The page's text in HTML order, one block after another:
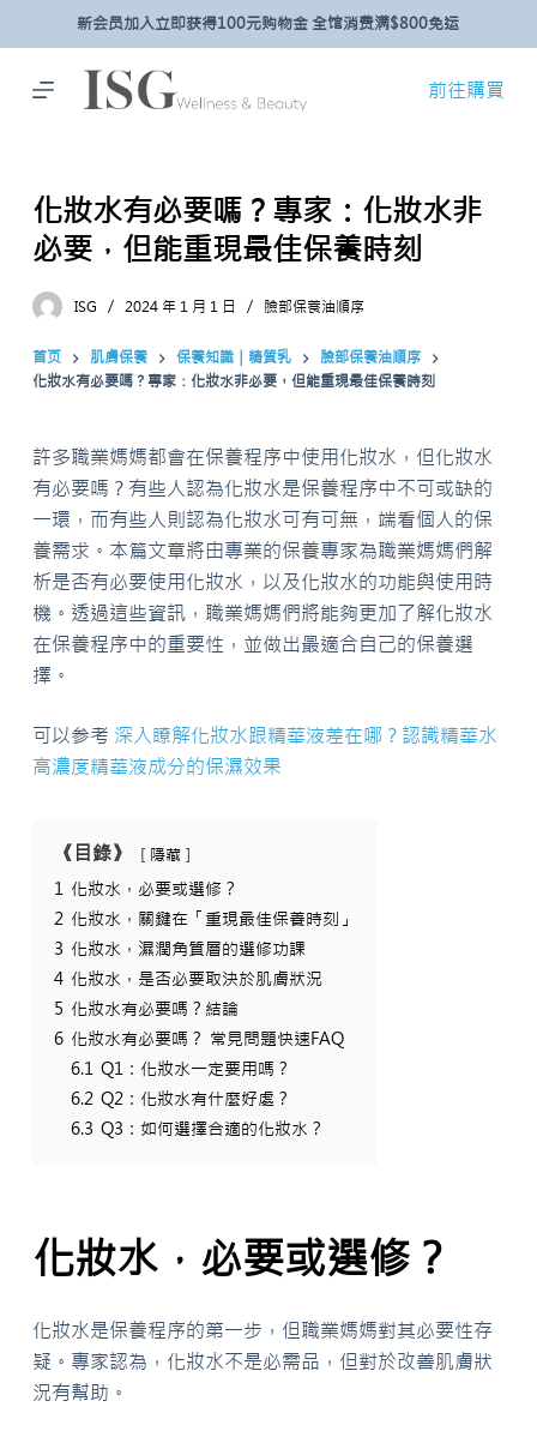
内
新会员加入立即获得100元购物金 全馆消费满$800免运
前往購買
化妝水有必要嗎？專家：化妝水非
必要，但能重現最佳保養時刻
ISG 2024 年 1 月 1 日 臉部保養油順序
首页 肌膚保養 保養知識｜精質乳
臉部保養油順序
化妝水有必要嗎？專家：化妝水非必要，但能重現最佳保養時刻
許多職業媽媽都會在保養程序中使用化妝水，但化妝水
有必要嗎？有些人認為化妝水是保養程序中不可或缺的
一環，而有些人則認為化妝水可有可無，端看個人的保
養需求。本篇文章將由專業的保養專家為職業媽媽們解
析是否有必要使用化妝水，以及化妝水的功能與使用時
機。透過這些資訊，職業媽媽們將能夠更加了解化妝水
在保養程序中的重要性，並做出最適合自己的保養選
擇。
可以参考 深入瞭解化妝水跟精華液差在哪？認識精華水
高濃度精華液成分的保濕效果
《目錄》 隱藏
1 化妝水，必要或選修？
2 化妝水，關鍵在「重現最佳保養時刻」
3 化妝水，濕潤角質層的選修功課
4 化妝水，是否必要取決於肌膚狀況
5 化妝水有必要嗎？結論
6 化妝水有必要嗎？ 常見問題快速FAQ
6.1 Q1：化妝水一定要用嗎？
6.2 Q2：化妝水有什麼好處？
6.3 Q3：如何選擇合適的化妝水？
化妝水，必要或選修？
化妝水是保養程序的第一步，但職業媽媽對其必要性存
疑。專家認為，化妝水不是必需品，但對於改善肌膚狀
況有幫助。